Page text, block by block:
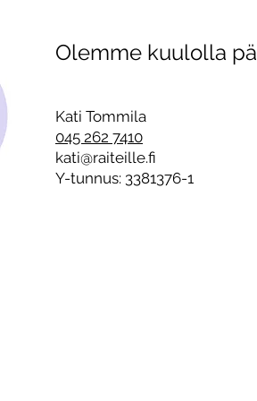
jouluna on
–
tyypillistä
Olemme kuulolla
Kati Tommila
045 262 7410
kati@raiteille.fi
Y-tunnus: 3381376-1